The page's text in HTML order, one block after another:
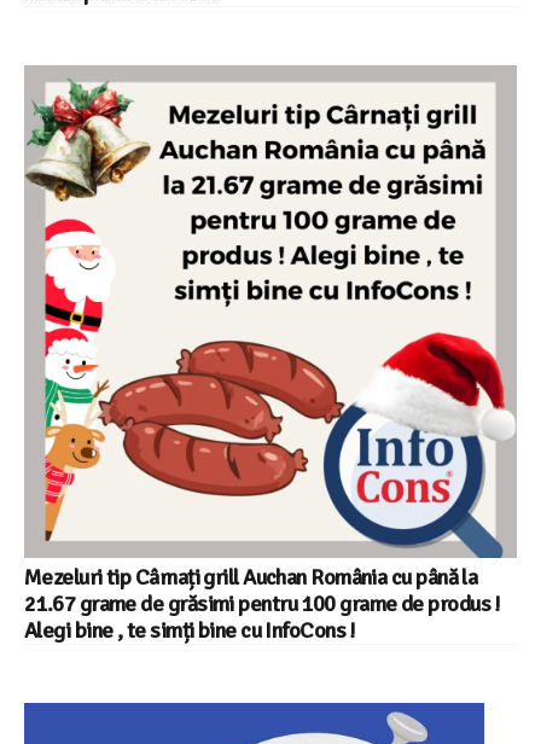
Mezeluri tip Cârnați grill Auchan România cu până la
21.67 grame de grăsimi pentru 100 grame de produs !
Alegi bine , te simți bine cu InfoCons !